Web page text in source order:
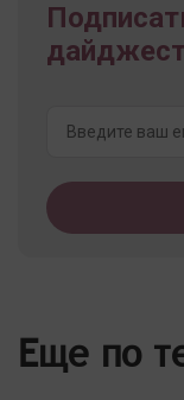
Еще по